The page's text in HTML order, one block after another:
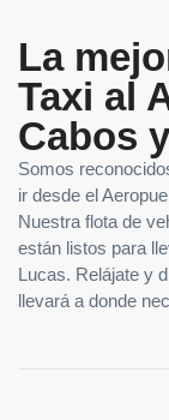
La
Taxi al
Cabos
Somos
ir desde el
Nuestra flota de
están listos para
Lucas. Relájate y
llevará a donde